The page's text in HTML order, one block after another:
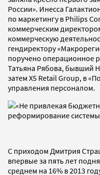
России». Инесса
по маркетингу в Philips
коммерческим
коммерческую
гендиректору
поручено операционное
Татьяна Рябова, бывший
затем X5 Retail Group, в
управления персоналом.
С приходом Дмитрия
впервые за пять лет
среднем на 16% в 2013